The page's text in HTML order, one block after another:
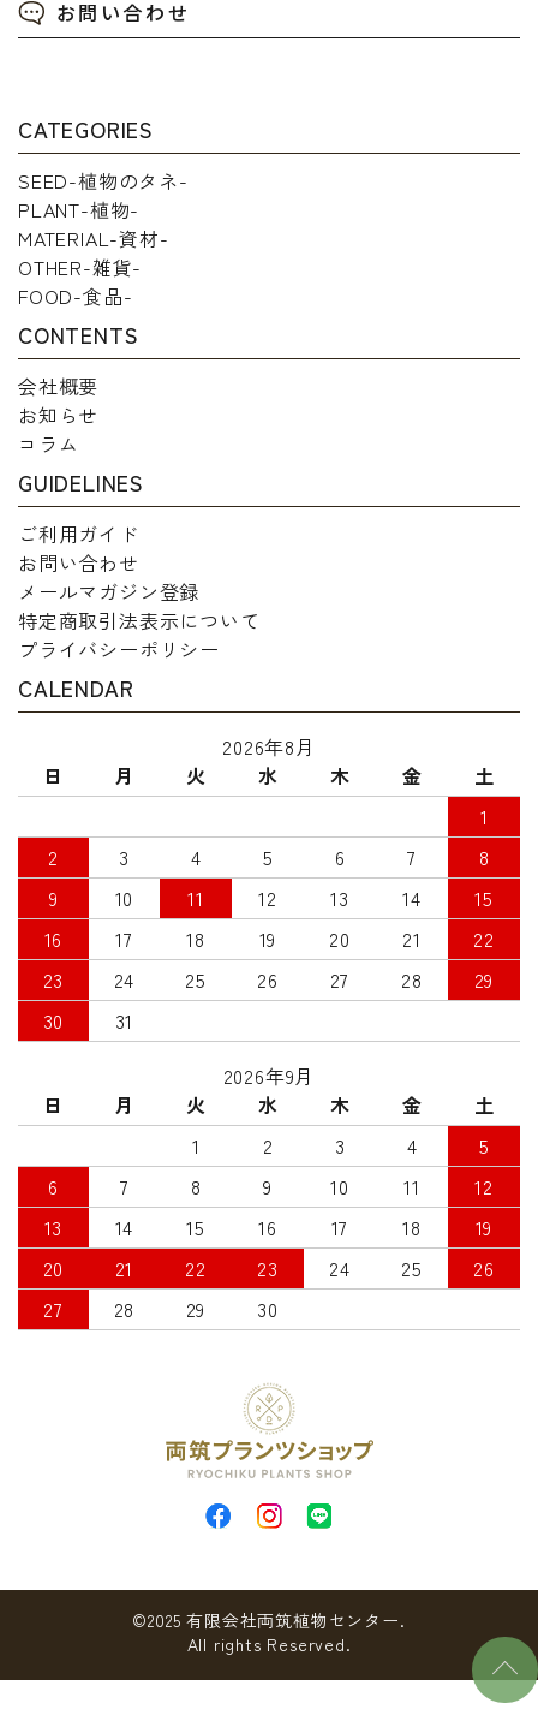
お問い合わせ
CATEGORIES
SEED-植物のタネ-
PLANT-植物-
MATERIAL-資材-
OTHER-雑貨-
FOOD-食品-
CONTENTS
会社概要
お知らせ
コラム
GUIDELINES
ご利用ガイド
お問い合わせ
メールマガジン登録
特定商取引法表示について
プライバシーポリシー
CALENDAR
2026年8月
日
月 火 水 木 金
土
1
2
3 4 5 6 7
8
9
10 11 12 13 14
15
16
17 18 19 20 21
22
23
24 25 26 27 28
29
30
31
2026年9月
日
月 火 水 木 金
土
1
2 3 4
5
6
7 8 9 10 11
12
13
14 15 16 17 18
19
20
21 22 23 24 25
26
27
28 29 30
©2025 有限会社両筑植物センター.
All rights Reserved.